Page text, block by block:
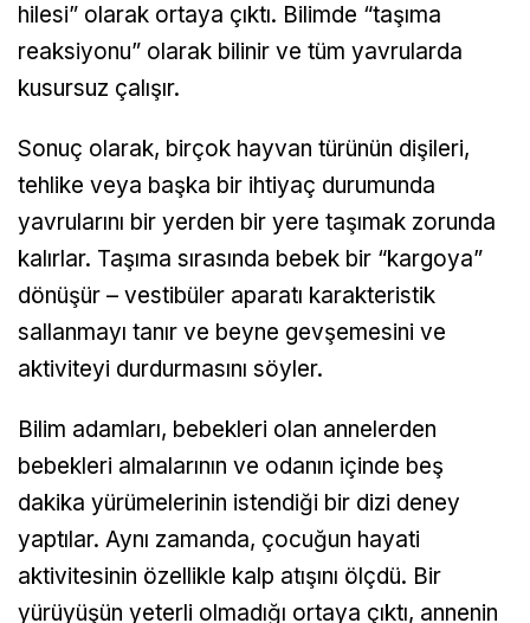
hilesi” olarak ortaya çıktı. Bilimde “taşıma
reaksiyonu” olarak bilinir ve tüm yavrularda
kusursuz çalışır.
Sonuç olarak, birçok hayvan türünün dişileri,
tehlike veya başka bir ihtiyaç durumunda
yavrularını bir yerden bir yere taşımak zorunda
kalırlar. Taşıma sırasında bebek bir “kargoya”
dönüşür – vestibüler aparatı karakteristik
sallanmayı tanır ve beyne gevşemesini ve
aktiviteyi durdurmasını söyler.
Bilim adamları, bebekleri olan annelerden
bebekleri almalarının ve odanın içinde beş
dakika yürümelerinin istendiği bir dizi deney
yaptılar. Aynı zamanda, çocuğun hayati
aktivitesinin özellikle kalp atışını ölçdü. Bir
yürüyüşün yeterli olmadığı ortaya çıktı, annenin